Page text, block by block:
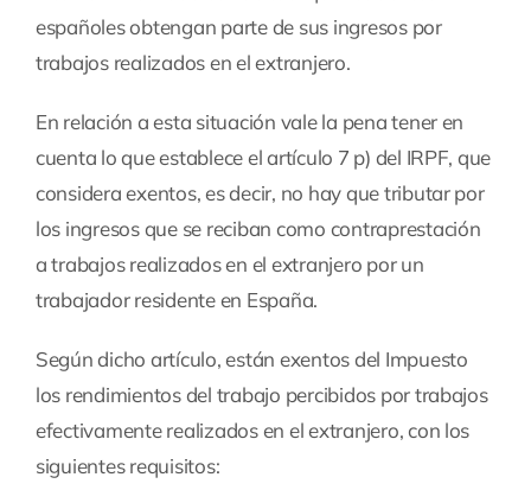
españoles obtengan parte de sus ingresos por
trabajos realizados en el extranjero.
En relación a esta situación vale la pena tener en
cuenta lo que establece el artículo 7 p) del IRPF, que
considera exentos, es decir, no hay que tributar por
los ingresos que se reciban como contraprestación
a trabajos realizados en el extranjero por un
trabajador residente en España.
Según dicho artículo, están exentos del Impuesto
los rendimientos del trabajo percibidos por trabajos
efectivamente realizados en el extranjero, con los
siguientes requisitos: